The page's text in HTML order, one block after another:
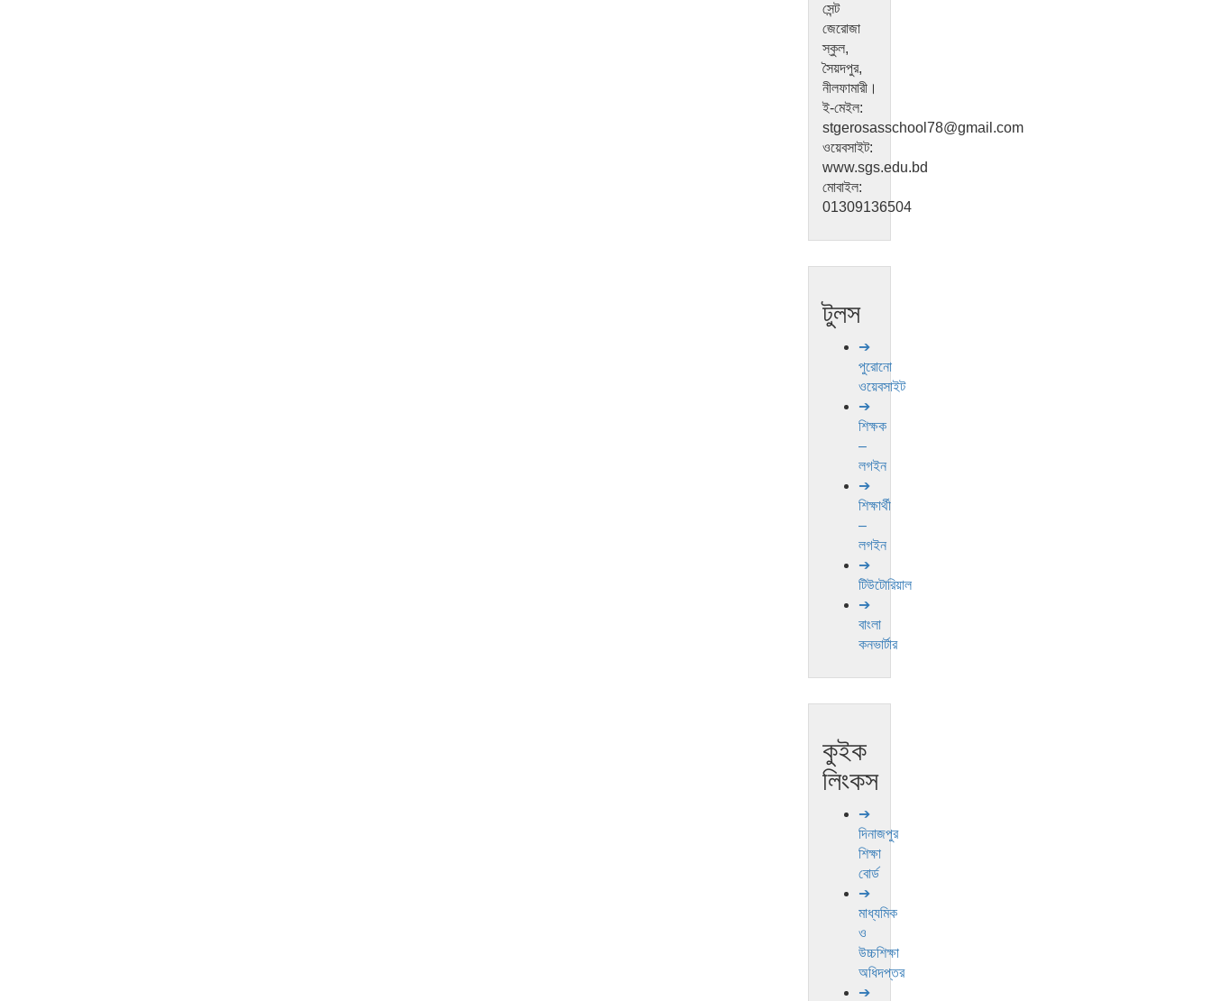
সেন্ট
জেরোজা
স্কুল,
সৈয়দপুর,
নীলফামারী।
ই-মেইল:
stgerosasschool78@gmail.com
ওয়েবসাইট:
www.sgs.edu.bd
মোবাইল:
01309136504
টুলস
➔
পুরোনো
ওয়েবসাইট
➔
শিক্ষক
–
লগইন
➔
শিক্ষার্থী
–
লগইন
➔
টিউটোরিয়াল
➔
বাংলা
কনভার্টার
কুইক
লিংকস
➔
দিনাজপুর
শিক্ষা
বোর্ড
➔
মাধ্যমিক
ও
উচ্চশিক্ষা
অধিদপ্তর
➔